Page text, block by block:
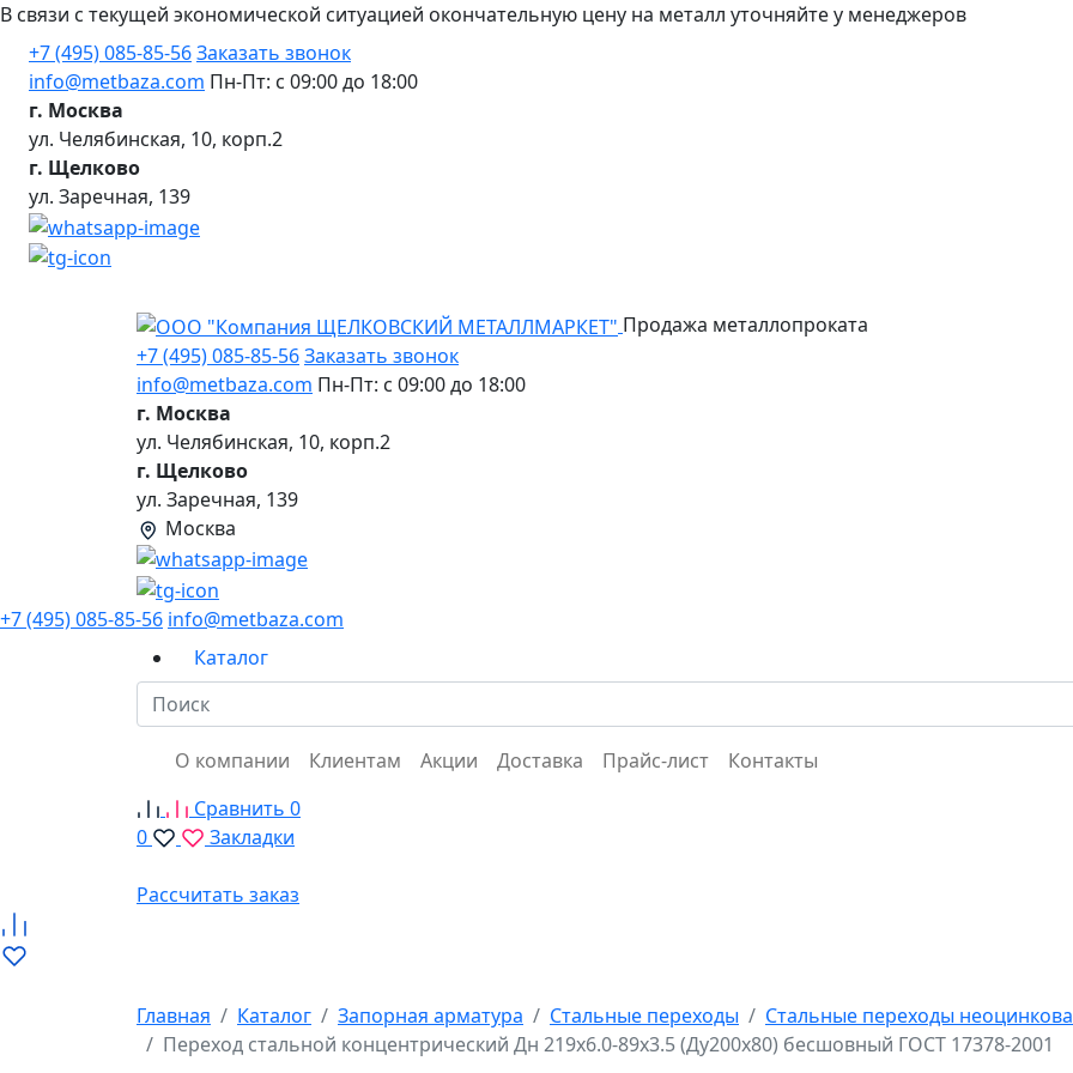
В связи с текущей экономической ситуацией окончательную цену на металл уточняйте у менеджеров
+7 (495) 085-85-56Заказать звонок
info@metbaza.com Пн-Пт: с 09:00 до 18:00
г. Москва
ул. Челябинская, 10, корп.2
г. Щелково
ул. Заречная, 139
Продажа металлопроката
+7 (495) 085-85-56Заказать звонок
info@metbaza.com Пн-Пт: с 09:00 до 18:00
г. Москва
ул. Челябинская, 10, корп.2
г. Щелково
ул. Заречная, 139
Москва
+7 (495) 085-85-56 info@metbaza.com
Каталог
О компании Клиентам Акции Доставка Прайс-лист
Контакты
Сравнить 0
0
Закладки
Рассчитать заказ
Главная Каталог Запорная арматура Стальные переходы
Стальные переходы
Переход стальной концентрический Дн 219х6.0-89х3.5 (Ду200х80) бесшовный ГОСТ 17378-2001